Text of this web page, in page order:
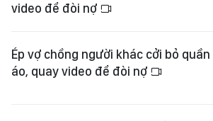
video để đòi nợ
Ép vợ chồng người khác cởi bỏ quần
áo, quay video để đòi nợ